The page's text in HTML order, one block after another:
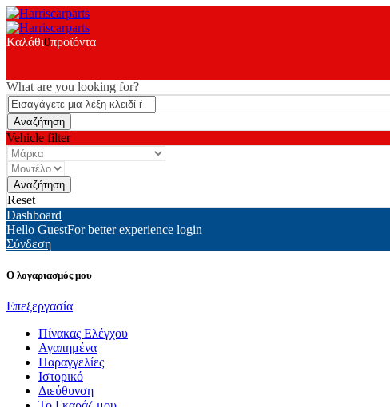
Καλάθι0προϊόντα
What are you looking for?
Vehicle filter
Reset
Dashboard
Hello GuestFor better experience login
Σύνδεση
Ο λογαριασμός μου
Επεξεργασία
Πίνακας Ελέγχου
Αγαπημένα
Παραγγελίες
Ιστορικό
Διεύθυνση